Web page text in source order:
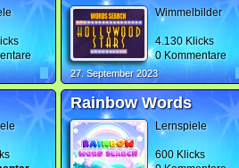
Wimmelbilder
4.130 Klicks
0 Kommentare
27. September 2023
Rainbow Words
Lernspiele
600 Klicks